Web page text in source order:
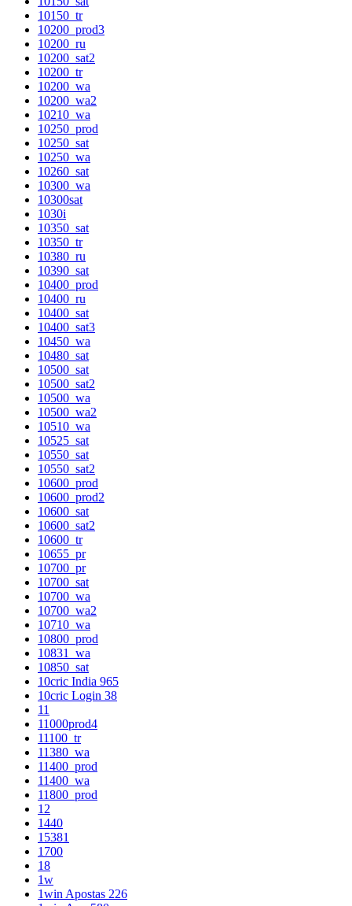
10150_tr
10200_prod3
10200_ru
10200_sat2
10200_tr
10200_wa
10200_wa2
10210_wa
10250_prod
10250_sat
10250_wa
10260_sat
10300_wa
10300sat
1030i
10350_sat
10350_tr
10380_ru
10390_sat
10400_prod
10400_ru
10400_sat
10400_sat3
10450_wa
10480_sat
10500_sat
10500_sat2
10500_wa
10500_wa2
10510_wa
10525_sat
10550_sat
10550_sat2
10600_prod
10600_prod2
10600_sat
10600_sat2
10600_tr
10655_pr
10700_pr
10700_sat
10700_wa
10700_wa2
10710_wa
10800_prod
10831_wa
10850_sat
10cric India 965
10cric Login 38
11
11000prod4
11100_tr
11380_wa
11400_prod
11400_wa
11800_prod
12
1440
15381
1700
18
1w
1win Apostas 226